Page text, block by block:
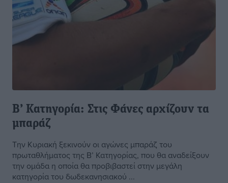
Β’ Κατηγορία: Στις Φάνες αρχίζουν τα
μπαράζ
Την Κυριακή ξεκινούν οι αγώνες μπαράζ του
πρωταθλήματος της Β’ Κατηγορίας, που θα αναδείξουν
την ομάδα η οποία θα προβιβαστεί στην μεγάλη
κατηγορία του δωδεκανησιακού ...